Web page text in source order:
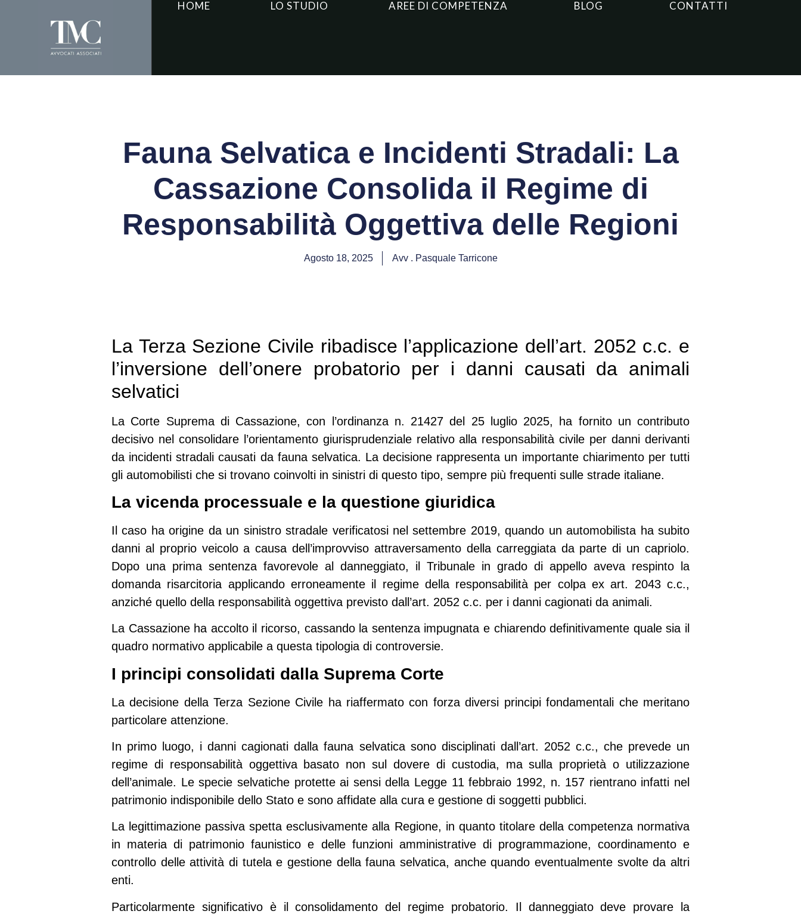
HOME LO STUDIO AREE DI COMPETENZA BLOG CONTATTI
Fauna Selvatica e Incidenti Stradali: La
Cassazione Consolida il Regime di
Responsabilità Oggettiva delle Regioni
Agosto 18, 2025 Avv . Pasquale Tarricone
La Terza Sezione Civile ribadisce l’applicazione dell’art. 2052 c.c. e
l’inversione dell’onere probatorio per i danni causati da animali
selvatici
La Corte Suprema di Cassazione, con l’ordinanza n. 21427 del 25 luglio 2025, ha fornito un contributo
decisivo nel consolidare l’orientamento giurisprudenziale relativo alla responsabilità civile per danni derivanti
da incidenti stradali causati da fauna selvatica. La decisione rappresenta un importante chiarimento per tutti
gli automobilisti che si trovano coinvolti in sinistri di questo tipo, sempre più frequenti sulle strade italiane.
La vicenda processuale e la questione giuridica
Il caso ha origine da un sinistro stradale verificatosi nel settembre 2019, quando un automobilista ha subito
danni al proprio veicolo a causa dell’improvviso attraversamento della carreggiata da parte di un capriolo.
Dopo una prima sentenza favorevole al danneggiato, il Tribunale in grado di appello aveva respinto la
domanda risarcitoria applicando erroneamente il regime della responsabilità per colpa exart. 2043 c.c.,
anziché quello della responsabilità oggettiva previsto dall’art. 2052 c.c. per i danni cagionati da animali.
La Cassazione ha accolto il ricorso, cassando la sentenza impugnata e chiarendo definitivamente quale sia il
quadro normativo applicabile a questa tipologia di controversie.
I principi consolidati dalla Suprema Corte
La decisione della Terza Sezione Civile ha riaffermato con forza diversi principi fondamentali che meritano
particolare attenzione.
In primo luogo, i danni cagionati dalla fauna selvatica sono disciplinati dall’art. 2052 c.c., che prevede un
regime di responsabilità oggettiva basato non sul dovere di custodia, ma sulla proprietà o utilizzazione
dell’animale. Le specie selvatiche protette ai sensi della Legge 11 febbraio 1992, n. 157 rientrano infatti nel
patrimonio indisponibile dello Stato e sono affidate alla cura e gestione di soggetti pubblici.
La legittimazione passiva spetta esclusivamente alla Regione, in quanto titolare della competenza normativa
in materia di patrimonio faunistico e delle funzioni amministrative di programmazione, coordinamento e
controllo delle attività di tutela e gestione della fauna selvatica, anche quando eventualmente svolte da altri
enti.
Particolarmente significativo è il consolidamento del regime probatorio. Il danneggiato deve provare la